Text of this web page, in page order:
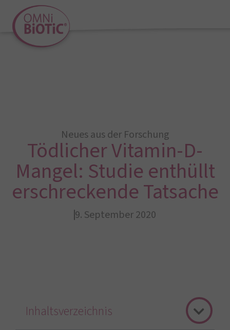
Neues aus der Forschung
Tödlicher Vitamin-D-
Mangel: Studie enthüllt
erschreckende Tatsache
9. September 2020
Inhaltsverzeichnis